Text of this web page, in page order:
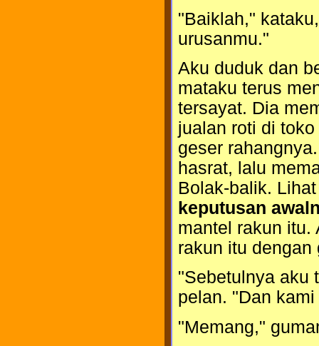
"Baiklah,"
urusanmu."
Aku duduk dan
mataku terus
tersayat. Dia
jualan roti di
geser
hasrat, lalu
Bolak-balik.
keputusan
mantel rakun itu.
rakun itu dengan
"Sebetulnya aku
pelan. "Dan
"Memang,"